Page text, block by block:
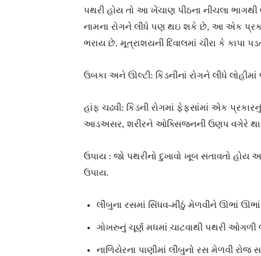
પથરી હોય તો આ ખેંચાણ પીઠના નીચલા
નામના રોગને લીધે પણ થઇ શકે છે, આ એક
ભરાય છે. મૂત્રાશયની દિવાલમાં ચીરા કે કાપા
ઉબકા અને ઊલ્ટી: કિડનીનાં રોગને લીધે
હાંફ ચઢવી: કિડની રોગમાં ફેફસાંમાં એક
આડઅસર, શરીરને ઓક્સિજનની ઉણપ વગેરે
ઉપાય : જો પથરીનો દુખાવો ખૂબ સતાવતો
ઉપાય.
લીંબુના રસમાં સિંધવ-મીઠું મેળવીને ઊભાં
ગોખરુનું ચૂર્ણ મધમાં ચાટવાથી પથરી ઓગળી
નાળિયેરના પાણીમાં લીંબુનો રસ મેળવી રોજ